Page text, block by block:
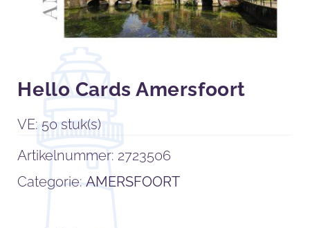
Hello Cards Amersfoort
VE: 50 stuk(s)
Artikelnummer: 2723506
Categorie:AMERSFOORT